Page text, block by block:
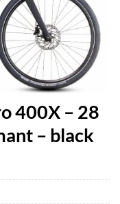
400X – 28
– black